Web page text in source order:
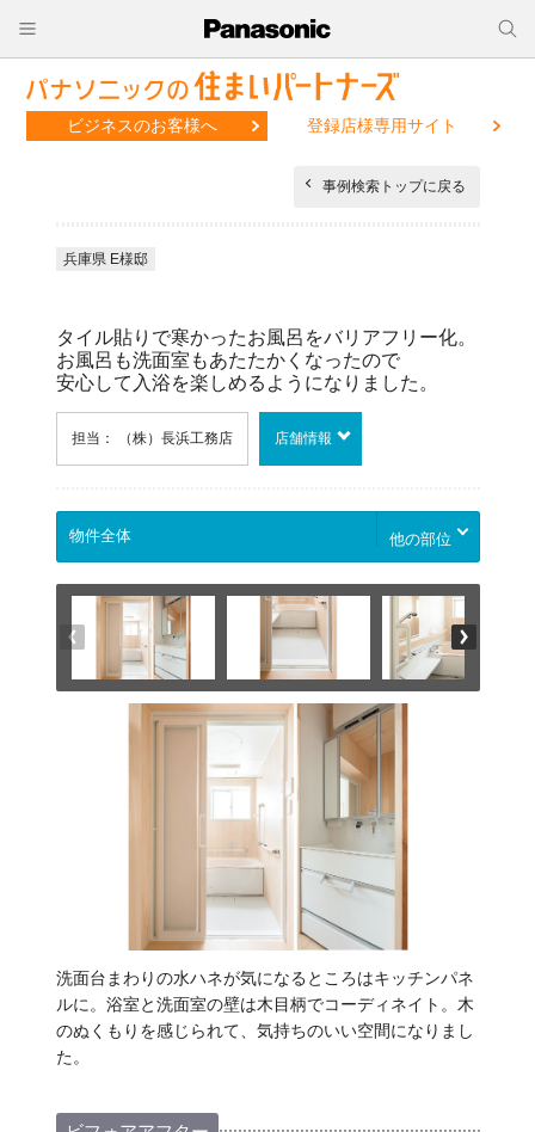
ビジネスのお客様へ 登録店様専用サイト
事例検索トップに戻る
兵庫県 E様邸
タイル貼りで寒かったお風呂をバリアフリー化。
お風呂も洗面室もあたたかくなったので
安心して入浴を楽しめるようになりました。
担当： （株）長浜工務店 店舗情報
他の部位
洗面台まわりの水ハネが気になるところはキッチンパネ
ルに。浴室と洗面室の壁は木目柄でコーディネイト。木
のぬくもりを感じられて、気持ちのいい空間になりまし
た。